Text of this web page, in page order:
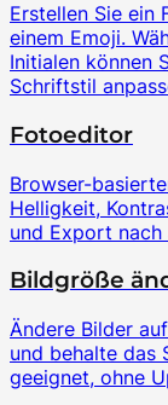
Erstellen Sie ein
einem Emoji.
Initialen können
Schriftstil
Fotoeditor
Browser-
Helligkeit,
und Export nach
Bildgröße
Ändere Bilder
und behalte das
geeignet, ohne